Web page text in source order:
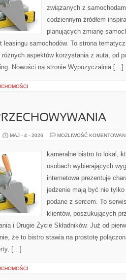
związanych z
codziennym źródłem
planujących zmianę
leasingu samochodów. To strona
aspektów korzystania z auta, od
Nowości na stronie Wypożyczalnia […]
MAJ - 4 - 2026 MOŻLIWOŚĆ
kameralne bistro to lokal,
osobach wybierających
internetowa prezentuje
jedzenie mają być nie
podane z sercem. To
klientów, poszukujących
i Drugie Życie Składników. Już od
że to bistro stawia na prostotę
[…]